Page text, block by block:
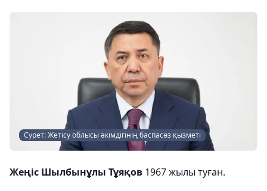
Сурет: Жетісу облысы әкімдігінің баспасөз қызметі
Жеңіс Шылбынұлы Тұяқов 1967 жылы туған.